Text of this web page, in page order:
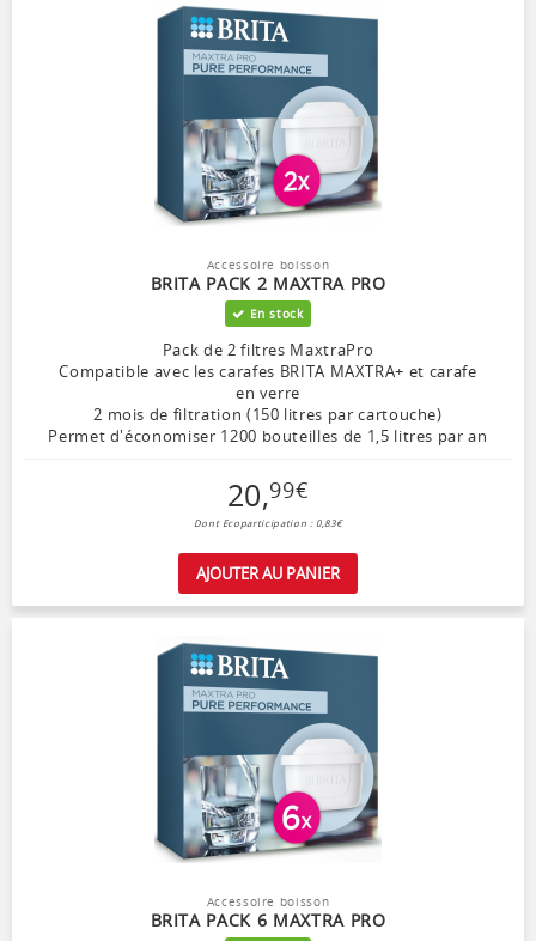
Accessoire boisson
BRITA PACK 2 MAXTRA PRO
En stock
Pack de 2 filtres MaxtraPro
Compatible avec les carafes BRITA MAXTRA+ et carafe
en verre
2 mois de filtration (150 litres par cartouche)
Permet d'économiser 1200 bouteilles de 1,5 litres par an
20,99€
Dont Ecoparticipation : 0,83€
AJOUTER AU PANIER
Accessoire boisson
BRITA PACK 6 MAXTRA PRO